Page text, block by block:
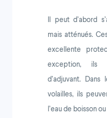
Il peut d’abord
mais atténués.
excellente
exception, ils
d’adjuvant.
volailles, ils
l’eau de boisson